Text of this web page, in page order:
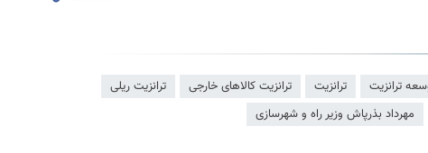
ترانزیت ترانزیت ترانزیت کالاهای خارجی
ترانزیت‌ ریلی
مهرداد بذرپاش وزیر راه و شهرسازی